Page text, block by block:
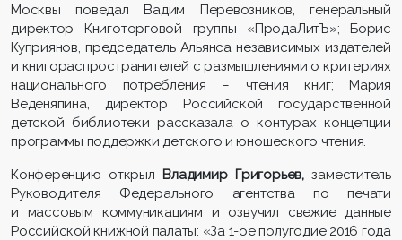
Москвы поведал Вадим Перевозников, генеральный
директор Книготорговой группы «ПродаЛитЪ»; Борис
Куприянов, председатель Альянса независимых издателей
и книгораспространителей с размышлениями о критериях
национального потребления – чтения книг; Мария
Веденяпина, директор Российской государственной
детской библиотеки рассказала о контурах концепции
программы поддержки детского и юношеского чтения.
Конференцию открыл Владимир Григорьев,заместитель
Руководителя Федерального агентства по печати
и массовым коммуникациям и озвучил свежие данные
Российской книжной палаты: «За 1-ое полугодие 2016 года